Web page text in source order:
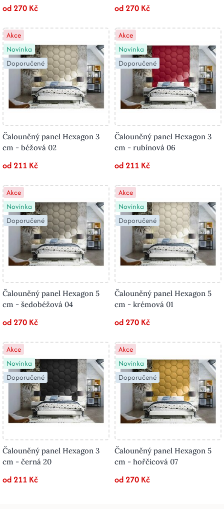
od 270 Kč od 270 Kč
Akce
Novinka
Doporučené
Čalouněný panel Hexagon 3
cm - béžová 02
od 211 Kč
Akce
Novinka
Doporučené
Čalouněný panel Hexagon 3
cm - rubínová 06
od 211 Kč
Akce
Novinka
Doporučené
Čalouněný panel Hexagon 5
cm - šedobéžová 04
od 270 Kč
Akce
Novinka
Doporučené
Čalouněný panel Hexagon 5
cm - krémová 01
od 270 Kč
Akce
Novinka
Doporučené
Čalouněný panel Hexagon 3
cm - černá 20
od 211 Kč
Akce
Novinka
Doporučené
Čalouněný panel Hexagon 5
cm - hořčicová 07
od 270 Kč